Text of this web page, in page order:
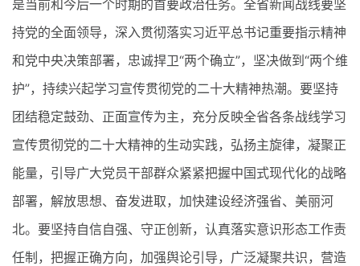
是当前和今后一个时期的首要政治任务。全省新闻战线要坚
持党的全面领导，深入贯彻落实习近平总书记重要指示精神
和党中央决策部署，忠诚捍卫“两个确立”，坚决做到“两个维
护”，持续兴起学习宣传贯彻党的二十大精神热潮。要坚持
团结稳定鼓劲、正面宣传为主，充分反映全省各条战线学习
宣传贯彻党的二十大精神的生动实践，弘扬主旋律，凝聚正
能量，引导广大党员干部群众紧紧把握中国式现代化的战略
部署，解放思想、奋发进取，加快建设经济强省、美丽河
北。要坚持自信自强、守正创新，认真落实意识形态工作责
任制，把握正确方向，加强舆论引导，广泛凝聚共识，营造